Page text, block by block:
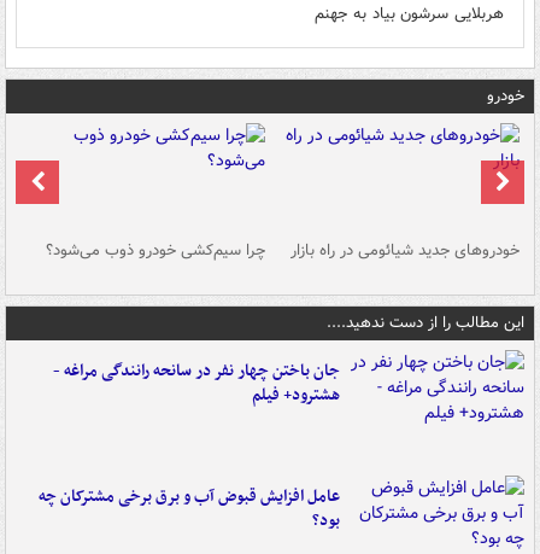
هربلایی سرشون بیاد به جهنم
خودرو
خودروهای جدید شیائومی در راه بازار چرا سیم‌کشی خودرو ذوب می‌شود؟
این مطالب را از دست ندهید....
جان باختن چهار نفر در سانحه رانندگی مراغه -
هشترود+ فیلم
عامل افزایش قبوض آب و برق برخی مشترکان چه
بود؟